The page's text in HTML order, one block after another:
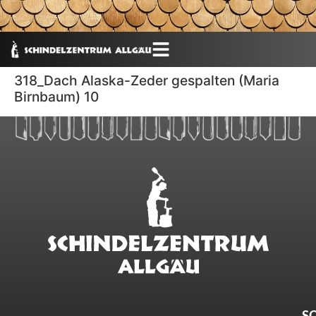
318_Dach Alaska-Zeder gespalten (Maria
Birnbaum) 10